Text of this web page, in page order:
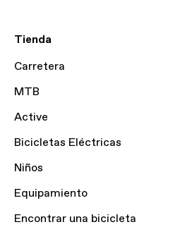
Tienda
Carretera
MTB
Active
Bicicletas Eléctricas
Niños
Equipamiento
Encontrar una bicicleta